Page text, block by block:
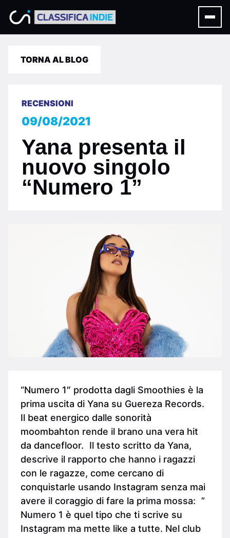
TORNA AL BLOG
RECENSIONI
09/08/2021
Yana presenta il
nuovo singolo
“Numero 1”
“Numero 1″ prodotta dagli Smoothies è la
prima uscita di Yana su Guereza Records.
Il beat energico dalle sonorità
moombahton rende il brano una vera hit
da dancefloor. Il testo scritto da Yana,
descrive il rapporto che hanno i ragazzi
con le ragazze, come cercano di
conquistarle usando Instagram senza mai
avere il coraggio di fare la prima mossa: ”
Numero 1 è quel tipo che ti scrive su
Instagram ma mette like a tutte. Nel club